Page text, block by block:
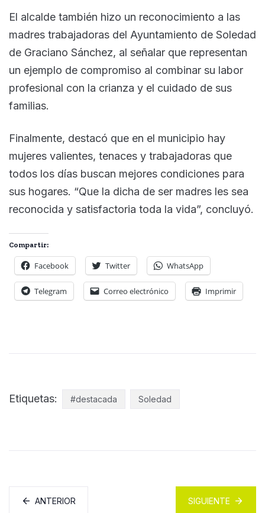
El alcalde también hizo un reconocimiento a las
madres trabajadoras del Ayuntamiento de Soledad
de Graciano Sánchez, al señalar que representan
un ejemplo de compromiso al combinar su labor
profesional con la crianza y el cuidado de sus
familias.
Finalmente, destacó que en el municipio hay
mujeres valientes, tenaces y trabajadoras que
todos los días buscan mejores condiciones para
sus hogares. “Que la dicha de ser madres les sea
reconocida y satisfactoria toda la vida”, concluyó.
Compartir:
Facebook Twitter WhatsApp
Telegram Correo electrónico Imprimir
Etiquetas: #destacada Soledad
ANTERIOR SIGUIENTE